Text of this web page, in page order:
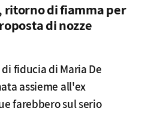
ritorno di fiamma per
di nozze
fiducia di Maria De
assieme all'ex
farebbero sul serio